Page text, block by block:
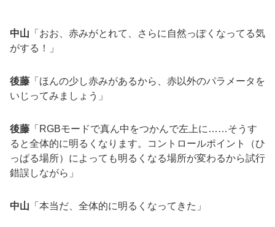
中山 「おお、赤みがとれて、さらに自然っぽくなってる気
がする！」
後藤 「ほんの少し赤みがあるから、赤以外のパラメータを
いじってみましょう」
後藤 「RGBモードで真ん中をつかんで左上に……そうす
ると全体的に明るくなります。コントロールポイント（ひ
っぱる場所）によっても明るくなる場所が変わるから試行
錯誤しながら」
中山 「本当だ、全体的に明るくなってきた」